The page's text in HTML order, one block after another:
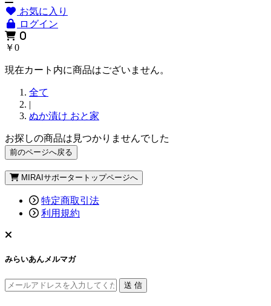
お気に入り
ログイン
0
￥0
現在カート内に商品はございません。
全て
|
ぬか漬け おと家
お探しの商品は見つかりませんでした
前のページへ戻る
MIRAIサポータートップページへ
特定商取引法
利用規約
みらいあんメルマガ